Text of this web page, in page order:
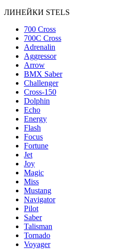
ЛИНЕЙКИ STELS
700 Cross
700C Cross
Adrenalin
Aggressor
Arrow
BMX Saber
Challenger
Cross-150
Dolphin
Echo
Energy
Flash
Focus
Fortune
Jet
Joy
Magic
Miss
Mustang
Navigator
Pilot
Saber
Talisman
Tornado
Voyager